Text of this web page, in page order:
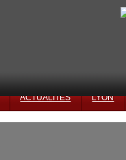
ACTUALITÉS LYON